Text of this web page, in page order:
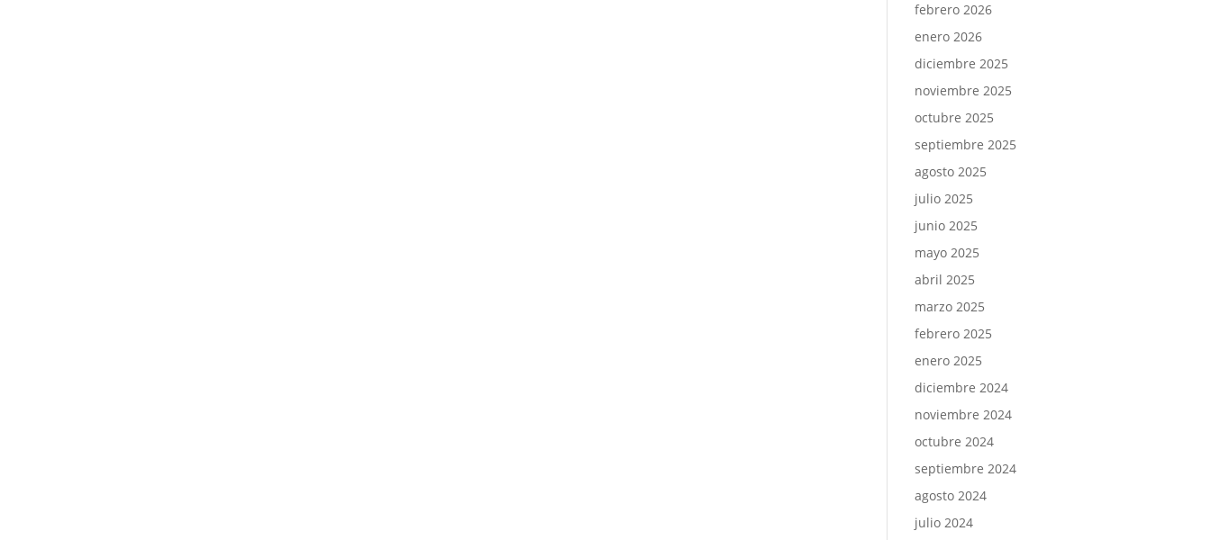
febrero 2026
enero 2026
diciembre 2025
noviembre 2025
octubre 2025
septiembre 2025
agosto 2025
julio 2025
junio 2025
mayo 2025
abril 2025
marzo 2025
febrero 2025
enero 2025
diciembre 2024
noviembre 2024
octubre 2024
septiembre 2024
agosto 2024
julio 2024